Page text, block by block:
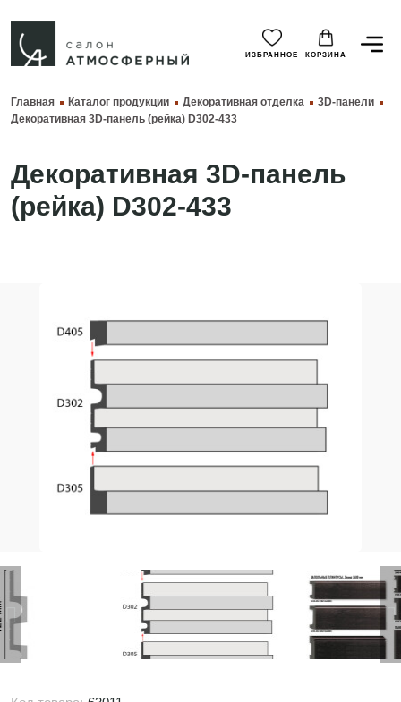
ИЗБРАННОЕ КОРЗИНА
Главная Каталог продукции Декоративная отделка
3D-панели
Декоративная 3D-панель (рейка) D302-433
Декоративная 3D-панель
(рейка) D302-433